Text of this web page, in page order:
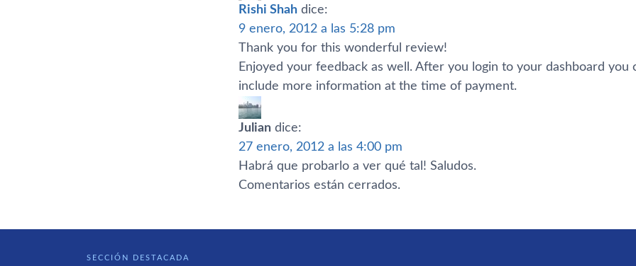
Rishi Shah dice:
9 enero, 2012 a las 5:28 pm
Thank you for this wonderful review!
Enjoyed your feedback as well. After you login to your dashboard you
include more information at the time of payment.
Julian dice:
27 enero, 2012 a las 4:00 pm
Habrá que probarlo a ver qué tal! Saludos.
Comentarios están cerrados.
SECCIÓN DESTACADA